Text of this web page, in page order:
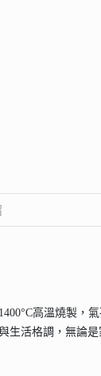
高溫燒製，
生活格調，無論